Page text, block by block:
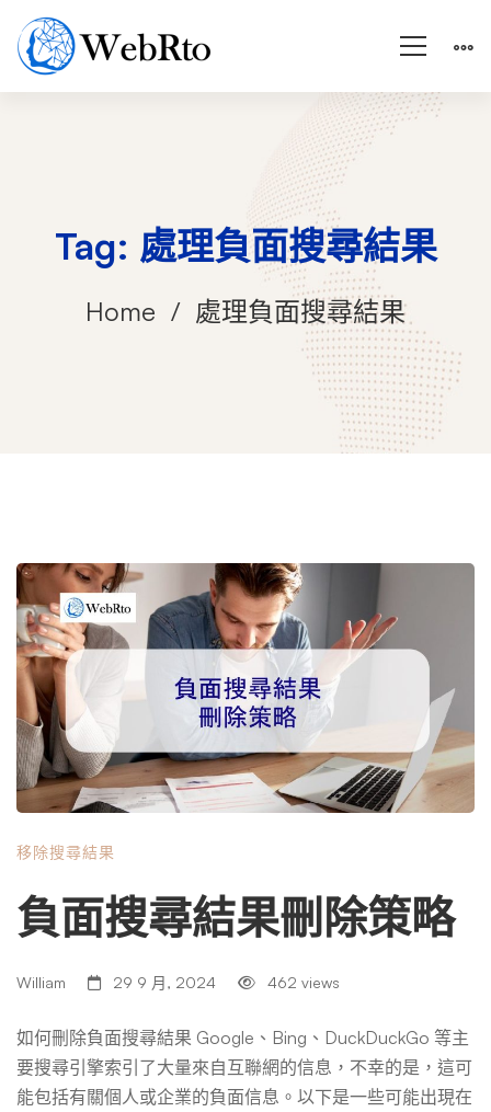
Tag: 處理負面搜尋結果
Home 處理負面搜尋結果
移除搜尋結果
負面搜尋結果刪除策略
William 29 9 月, 2024 462 views
如何刪除負面搜尋結果 Google、Bing、DuckDuckGo 等主
要搜尋引擎索引了大量來自互聯網的信息，不幸的是，這可
能包括有關個人或企業的負面信息。以下是一些可能出現在